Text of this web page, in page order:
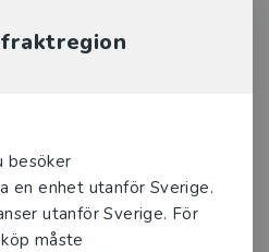
besöker
en enhet utanför Sverige.
utanför Sverige. För
måste
kr
är en praktiskt inriktad
och tydlig redogörelse
- paragraf för paragraf.